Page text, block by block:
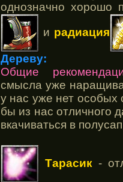
однозначно хорошо
и радиация
Дереву:
Общие
смысла уже
у нас уже нет особых
бы из нас отличного
вкачиваться в
Тарасик -